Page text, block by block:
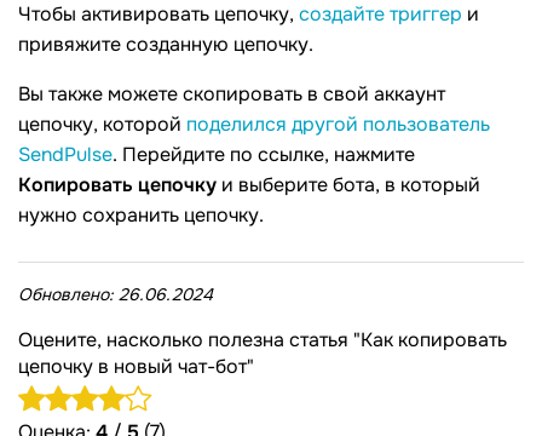
Чтобы активировать цепочку, создайте триггер и
привяжите созданную цепочку.
Вы также можете скопировать в свой аккаунт
цепочку, которой поделился другой пользователь
SendPulse. Перейдите по ссылке, нажмите
Копировать цепочку и выберите бота, в который
нужно сохранить цепочку.
Обновлено: 26.06.2024
Оцените, насколько полезна статья "Как копировать
цепочку в новый чат-бот"